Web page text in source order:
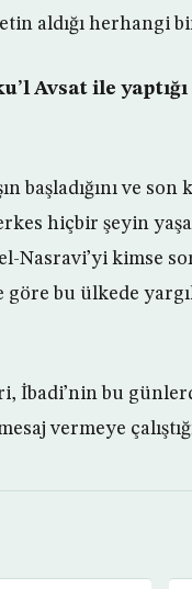
aldığı herhangi
Avsat ile
başladığını ve
hiçbir şeyin
Nasravi’yi kimse
bu ülkede
İbadi’nin bu
vermeye